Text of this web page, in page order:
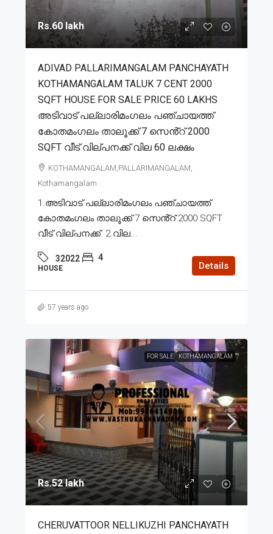
Rs.60 lakh
ADIVAD PALLARIMANGALAM PANCHAYATH
KOTHAMANGALAM TALUK 7 CENT 2000
SQFT HOUSE FOR SALE PRICE 60 LAKHS
അടിവാട് പല്ലാരിമംഗലം പഞ്ചായത്ത്
കോതമംഗലം താലൂക്ക് 7 സെൻ്റ് 2000
SQFT വീട് വില്പനക്ക് വില 60 ലക്ഷം
KOTHAMANGALAM,PALLARIMANGALAM,
Kothamangalam
1.അടിവാട് പല്ലാരിമംഗലം പഞ്ചായത്ത്
കോതമംഗലം താലൂക്ക് 7 സെൻ്റ് 2000 SQFT
വീട് വില്പനക്ക്. 2.വില...
32022 4
HOUSE Details
57 years ago
FOR SALE KOTHAMANGALAM
Rs.52 lakh
CHERUVATTOOR NELLIKUZHI PANCHAYATH